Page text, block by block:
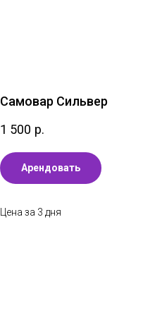
Самовар Сильвер
1 500 р.
Арендовать
Цена за 3 дня